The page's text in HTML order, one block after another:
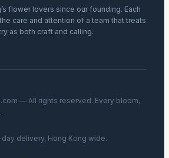
flower lovers since our founding. Each
care and attention of a team that treats
as both craft and calling.
— All rights reserved. Every bloom,
delivery, Hong Kong wide.